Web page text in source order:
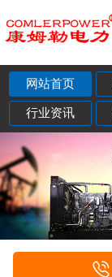
网站首页
行业资讯